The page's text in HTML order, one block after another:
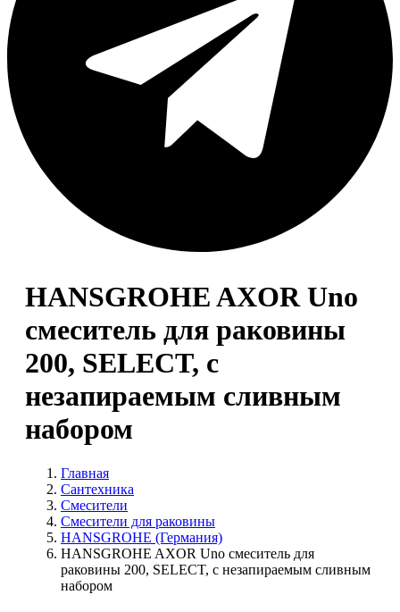
HANSGROHE AXOR Uno
смеситель для раковины
200, SELECT, с
незапираемым сливным
набором
Главная
Сантехника
Смесители
Смесители для раковины
HANSGROHE (Германия)
HANSGROHE AXOR Uno смеситель для
раковины 200, SELECT, с незапираемым сливным
набором